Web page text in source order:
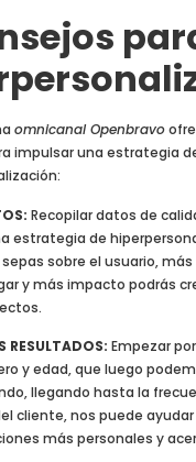
omnicanal Openbravo
impulsar una estrategia
Recopilar datos de
estrategia de
sobre el usuario,
y más impacto podrás
RESULTADOS: Empezar
y edad, que luego
llegando hasta la
cliente, nos puede ayudar
más personales y